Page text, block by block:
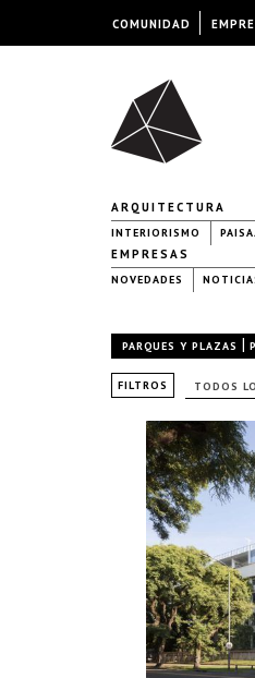
ARQUITECTURA
INTERIORISMO
EMPRESAS
NOVEDADES
PARQUES Y PLAZAS |
FILTROS TODOS
COMUNIDAD